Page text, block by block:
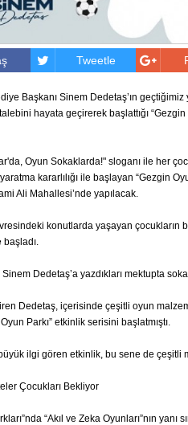
Tweetle
Baş­ka­nı Sinem De­de­taş’ın
ta­le­bi­ni ha­ya­ta ge­çi­re­rek baş­lat­tı­ğı
Oyun So­kak­lar­da!" slo­ga­nı ile her
ka­rar­lı­lı­ğı ile baş­la­yan “Gez­gin
Ali Ma­hal­le­si’nde ya­pı­la­cak.
ko­nut­lar­da yaşayan çocuk­la­rın
başladı.
De­de­taş’a yaz­dık­la­rı mek­tup­ta
De­de­taş, içe­ri­sin­de çe­şit­li oyun
Parkı” et­kin­lik se­ri­si­ni baş­lat­mış­tı.
ilgi gören et­kin­lik, bu sene de çe­şit­li
Ço­cuk­la­rı Bek­li­yor
“Akıl ve Zeka Oyun­la­rı”nın yanı